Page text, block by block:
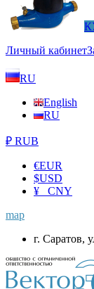
Личный кабинет
RU
English
RU
₽ RUB
€EUR
$USD
¥ CNY
map
г. Саратов,